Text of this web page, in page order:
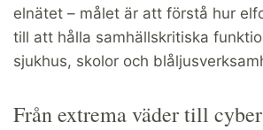
elnätet – målet är att förstå hur
till att hålla samhällskritiska
sjukhus, skolor och
Från extrema väder till